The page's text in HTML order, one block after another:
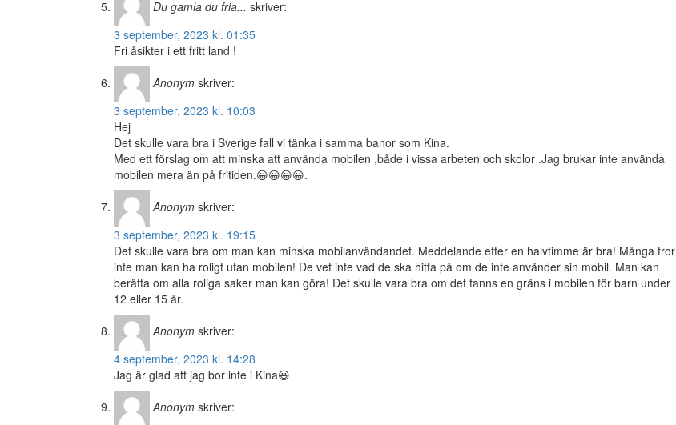
Du gamla du fria... skriver:
3 september, 2023 kl. 01:35
Fri åsikter i ett fritt land !
Anonym skriver:
3 september, 2023 kl. 10:03
Hej
Det skulle vara bra i Sverige fall vi tänka i samma banor som Kina.
Med ett förslag om att minska att använda mobilen ,både i vissa arbeten och skolor .Jag brukar inte använda
mobilen mera än på fritiden.😀😀😀😀.
Anonym skriver:
3 september, 2023 kl. 19:15
Det skulle vara bra om man kan minska mobilanvändandet. Meddelande efter en halvtimme är bra! Många tror
inte man kan ha roligt utan mobilen! De vet inte vad de ska hitta på om de inte använder sin mobil. Man kan
berätta om alla roliga saker man kan göra! Det skulle vara bra om det fanns en gräns i mobilen för barn under
12 eller 15 år.
Anonym skriver:
4 september, 2023 kl. 14:28
Jag är glad att jag bor inte i Kina😃
Anonym skriver: